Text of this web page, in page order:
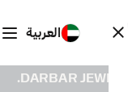
العربية
DARBAR